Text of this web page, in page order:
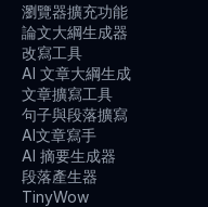
瀏覽器擴充功能
論文大綱生成器
改寫工具
AI 文章大綱生成
文章擴寫工具
句子與段落擴寫
AI文章寫手
AI 摘要生成器
段落產生器
TinyWow